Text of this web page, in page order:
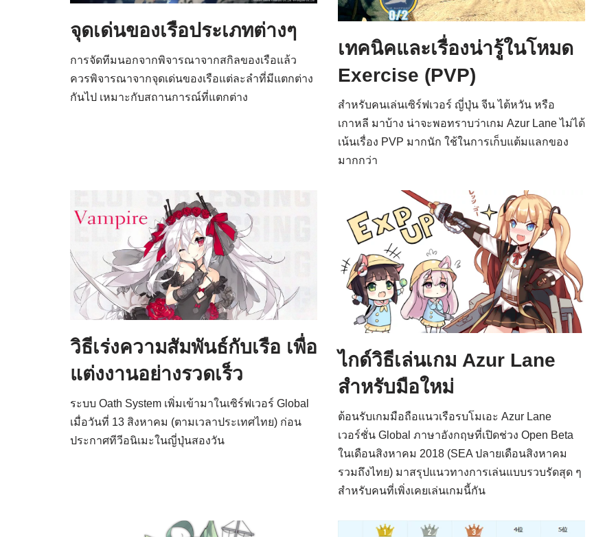
จุดเด่นของเรือประเภทต่างๆ
การจัดทีมนอกจากพิจารณาจากสกิลของเรือแล้ว
ควรพิจารณาจากจุดเด่นของเรือแต่ละลำที่มีแตกต่าง
กันไป เหมาะกับสถานการณ์ที่แตกต่าง
เทคนิคและเรื่องน่ารู้ในโหมด
Exercise (PVP)
สำหรับคนเล่นเซิร์ฟเวอร์ ญี่ปุ่น จีน ไต้หวัน หรือ
เกาหลี มาบ้าง น่าจะพอทราบว่าเกม Azur Lane ไม่ได้
เน้นเรื่อง PVP มากนัก ใช้ในการเก็บแต้มแลกของ
มากกว่า
วิธีเร่งความสัมพันธ์กับเรือ เพื่อ
แต่งงานอย่างรวดเร็ว
ระบบ Oath System เพิ่มเข้ามาในเซิร์ฟเวอร์ Global
เมื่อวันที่ 13 สิงหาคม (ตามเวลาประเทศไทย) ก่อน
ประกาศทีวีอนิเมะในญี่ปุ่นสองวัน
ไกด์วิธีเล่นเกม Azur Lane
สำหรับมือใหม่
ต้อนรับเกมมือถือแนวเรือรบโมเอะ Azur Lane
เวอร์ชั่น Global ภาษาอังกฤษที่เปิดช่วง Open Beta
ในเดือนสิงหาคม 2018 (SEA ปลายเดือนสิงหาคม
รวมถึงไทย) มาสรุปแนวทางการเล่นแบบรวบรัดสุด ๆ
สำหรับคนที่เพิ่งเคยเล่นเกมนี้กัน